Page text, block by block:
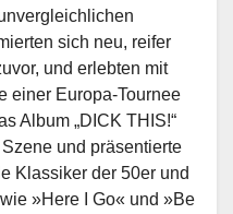
sich neu, reifer
und erlebten mit
einer Europa-Tournee
Album „DICK THIS!“
und präsentierte
Klassiker der 50er und
»Here I Go« und »Be